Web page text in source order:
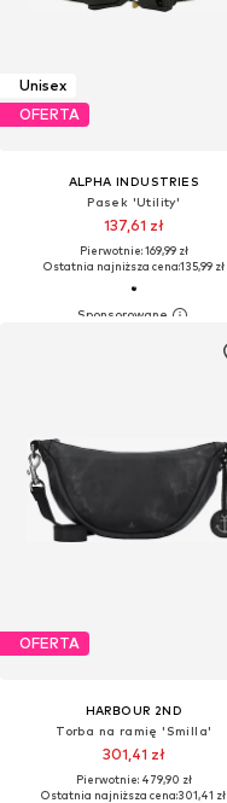
Unisex
OFERTA
ALPHA INDUSTRIES
Pasek 'Utility'
137,61 zł
Pierwotnie: 169,99 zł
Ostatnia najniższa cena:135,99 zł
OFERTA
HARBOUR 2ND
Torba na ramię 'Smilla'
301,41 zł
Pierwotnie: 479,90 zł
Ostatnia najniższa cena:301,41 zł